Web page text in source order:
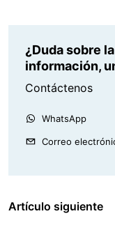
¿Duda sobre
información,
Contáctenos
WhatsApp
Correo
Artículo siguiente